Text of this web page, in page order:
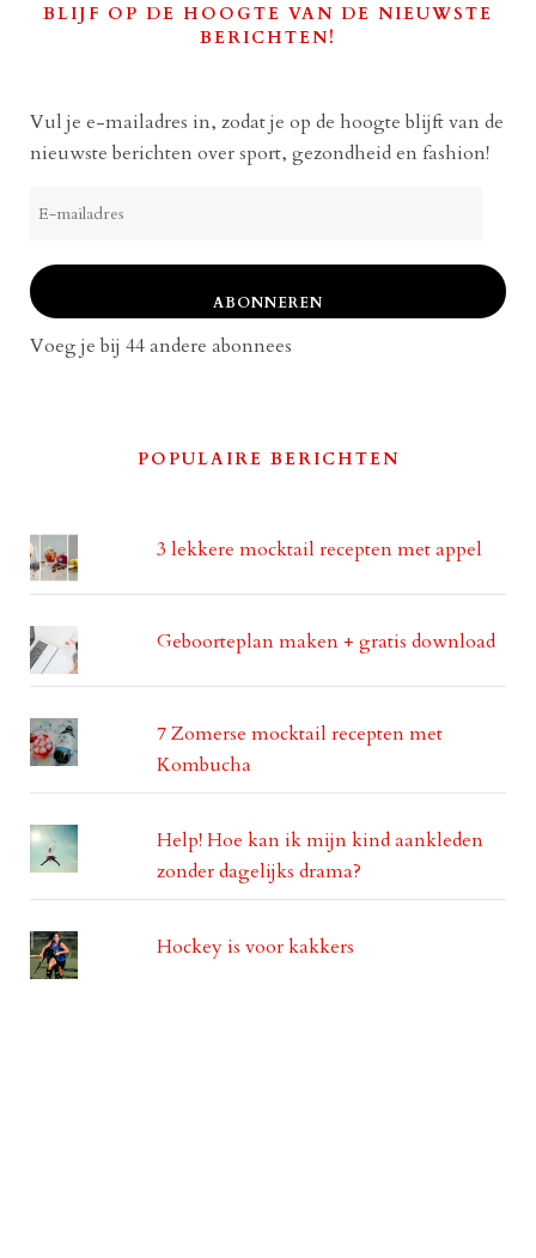
BLIJF OP DE HOOGTE VAN DE NIEUWSTE
BERICHTEN!
Vul je e-mailadres in, zodat je op de hoogte blijft van de
nieuwste berichten over sport, gezondheid en fashion!
mailadres
ABONNEREN
Voeg je bij 44 andere abonnees
POPULAIRE BERICHTEN
3 lekkere mocktail recepten met appel
Geboorteplan maken + gratis download
7 Zomerse mocktail recepten met
Kombucha
Help! Hoe kan ik mijn kind aankleden
zonder dagelijks drama?
Hockey is voor kakkers